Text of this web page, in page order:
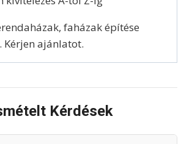
faházak építése
Kérjen ajánlatot.
Kérdések